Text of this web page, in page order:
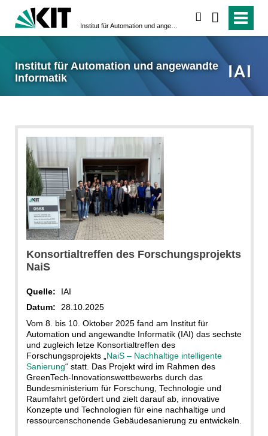
Institut für Automation und angewandte
Informatik
Konsortialtreffen des Forschungsprojekts
NaiS
Quelle:
IAI
Datum:
28.10.2025
Vom 8. bis 10. Oktober 2025 fand am Institut für
Automation und angewandte Informatik (IAI) das sechste
und zugleich letze Konsortialtreffen des
Forschungsprojekts „ NaiS – Nachhaltige intelligente
Sanierung“ statt. Das Projekt wird im Rahmen des
GreenTech-Innovationswettbewerbs durch das
Bundesministerium für Forschung, Technologie und
Raumfahrt gefördert und zielt darauf ab, innovative
Konzepte und Technologien für eine nachhaltige und
ressourcenschonende Gebäudesanierung zu entwickeln.